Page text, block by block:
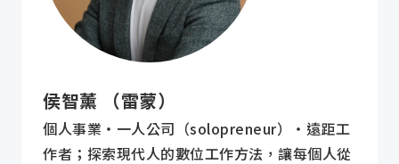
侯智薰 （雷蒙）
個人事業・一人公司（solopreneur）・遠距工
作者；探索現代人的數位工作方法，讓每個人從